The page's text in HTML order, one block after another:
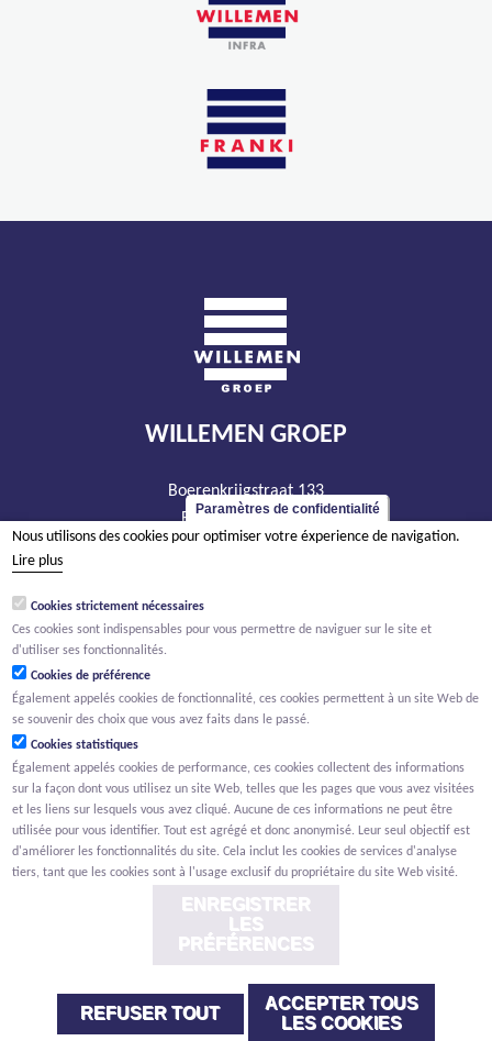
WILLEMEN GROEP
Boerenkrijgstraat 133
BE - 2800 Malines
tél +32 15 569 965
RPM Anvers, département Malines
Renonciation Privacy Cookies Signalement des lanceurs d'alerte
Paramètres de confidentialité
Nous utilisons des cookies pour optimiser votre éxperience de navigation.
Lire plus
Cookies strictement nécessaires
Ces cookies sont indispensables pour vous permettre de naviguer sur le site et
d'utiliser ses fonctionnalités.
Cookies de préférence
Également appelés cookies de fonctionnalité, ces cookies permettent à un site Web de
se souvenir des choix que vous avez faits dans le passé.
Cookies statistiques
Également appelés cookies de performance, ces cookies collectent des informations
sur la façon dont vous utilisez un site Web, telles que les pages que vous avez visitées
et les liens sur lesquels vous avez cliqué. Aucune de ces informations ne peut être
utilisée pour vous identifier. Tout est agrégé et donc anonymisé. Leur seul objectif est
d'améliorer les fonctionnalités du site. Cela inclut les cookies de services d'analyse
tiers, tant que les cookies sont à l'usage exclusif du propriétaire du site Web visité.
ENREGISTRER
LES
PRÉFÉRENCES
REFUSER TOUT
ACCEPTER TOUS
LES COOKIES